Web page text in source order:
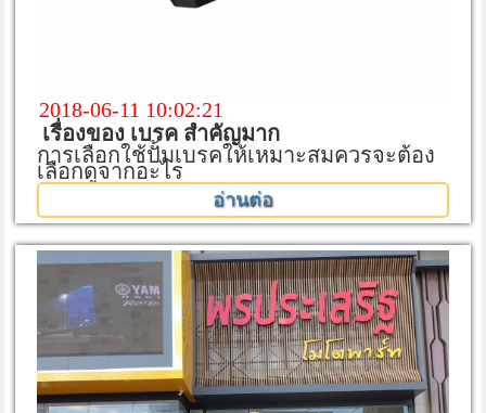
2018-06-11 10:02:21
เรื่องของ เบรค สำคัญมาก
การเลือกใช้ปั้มเบรคให้เหมาะสมควรจะต้อง
เลือกดูจากอะไร
อ่านต่อ